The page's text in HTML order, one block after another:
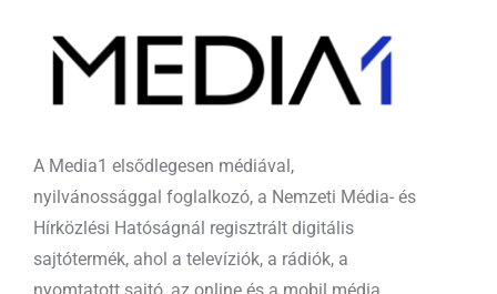
A Media1 elsődlegesen médiával,
nyilvánossággal foglalkozó, a Nemzeti Média- és
Hírközlési Hatóságnál regisztrált digitális
sajtótermék, ahol a televíziók, a rádiók, a